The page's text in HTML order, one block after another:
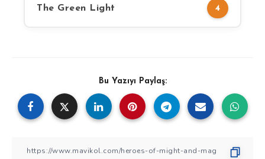
The Green Light 4
Bu Yazıyı Paylaş: